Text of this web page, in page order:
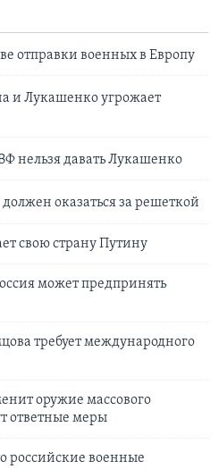
отправки военных в Европу
и Лукашенко угрожает
нельзя давать Лукашенко
оказаться за решеткой
свою страну Путину
может предпринять
требует международного
оружие массового
ответные меры
российские военные